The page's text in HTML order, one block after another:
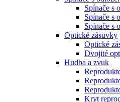
Spínače s
Spínače s
Spínače s
Optické zásuvky
Optické
Dvojité
Hudba a zvuk
Kryt